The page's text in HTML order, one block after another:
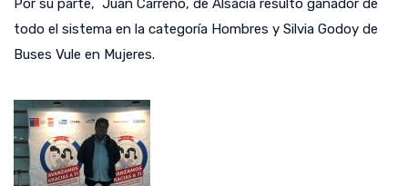
todo el sistema en la categoría Hombres y Silvia Godoy de
Buses Vule en Mujeres.